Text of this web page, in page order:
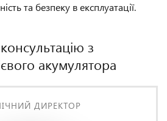
та безпеку в експлуатації.
з
акумулятора
ДИРЕКТОР